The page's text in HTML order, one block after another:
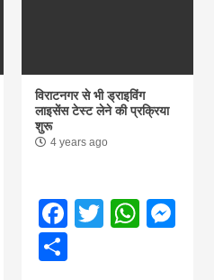
Messenger
विराटनगर से भी ड्राइविंग
लाइसेंस टेस्ट लेने की प्रक्रिया
शुरू
4 years ago
Facebook
Twitter
Share